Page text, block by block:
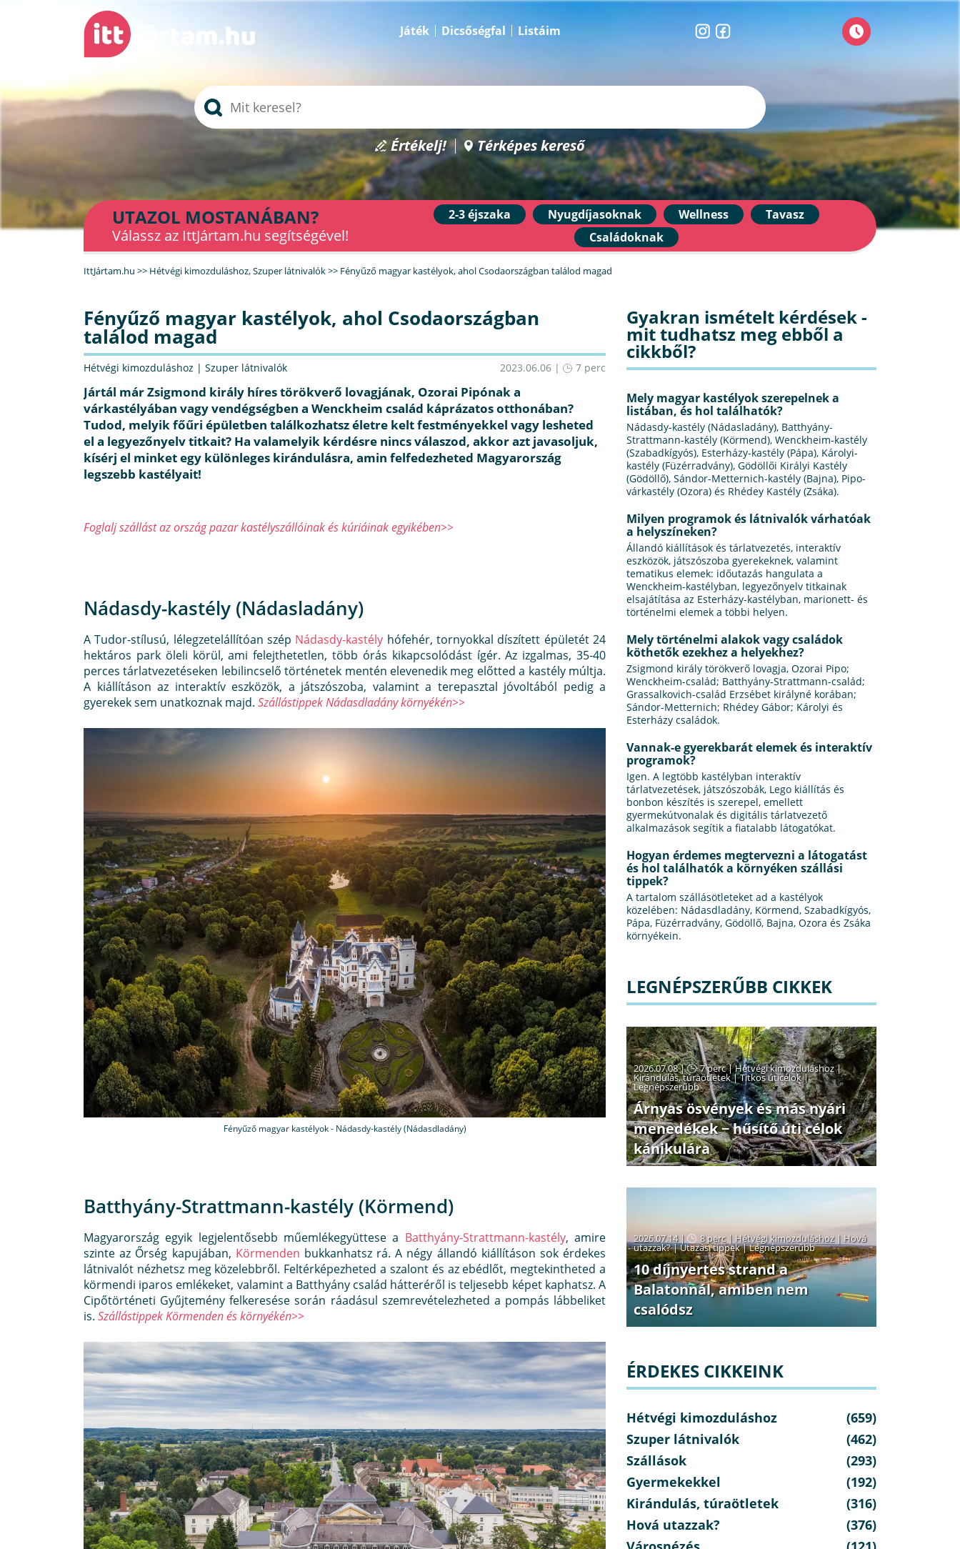
Játék Dicsőségfal Listáim
Értékelj! Térképes kereső
UTAZOL MOSTANÁBAN?
Válassz az IttJártam.hu segítségével!
2-3 éjszaka Nyugdíjasoknak Wellness
Tavasz
Családoknak
IttJártam.hu >> Hétvégi kimozduláshoz,Szuper látnivalók>> Fényűző magyar kastélyok, ahol Csodaországban találod magad
Fényűző magyar kastélyok, ahol Csodaországban
találod magad
Hétvégi kimozduláshoz | Szuper látnivalók 2023.06.06 | 7 perc
Jártál már Zsigmond király híres törökverő lovagjának, Ozorai Pipónak a
várkastélyában vagy vendégségben a Wenckheim család káprázatos otthonában?
Tudod, melyik főűri épületben találkozhatsz életre kelt festményekkel vagy lesheted
el a legyezőnyelv titkait? Ha valamelyik kérdésre nincs válaszod, akkor azt javasoljuk,
kísérj el minket egy különleges kirándulásra, amin felfedezheted Magyarország
legszebb kastélyait!
Foglalj szállást az ország pazar kastélyszállóinak és kúriáinak egyikében>>
Nádasdy-kastély (Nádasladány)
A Tudor-stílusú, lélegzetelállítóan szép Nádasdy-kastély hófehér, tornyokkal díszített épületét 24
hektáros park öleli körül, ami felejthetetlen, több órás kikapcsolódást ígér. Az izgalmas, 35-40
perces tárlatvezetéseken lebilincselő történetek mentén elevenedik meg előtted a kastély múltja.
A kiállításon az interaktív eszközök, a játszószoba, valamint a terepasztal jóvoltából pedig a
gyerekek sem unatkoznak majd. Szállástippek Nádasdladány környékén>>
Fényűző magyar kastélyok - Nádasdy-kastély (Nádasdladány)
Batthyány-Strattmann-kastély (Körmend)
Magyarország egyik legjelentősebb műemlékegyüttese a Batthyány-Strattmann-kastély, amire
szinte az Őrség kapujában, Körmenden bukkanhatsz rá. A négy állandó kiállításon sok érdekes
látnivalót nézhetsz meg közelebbről. Feltérképezheted a szalont és az ebédlőt, megtekintheted a
körmendi iparos emlékeket, valamint a Batthyány család hátteréről is teljesebb képet kaphatsz. A
Cipőtörténeti Gyűjtemény felkeresése során ráadásul szemrevételezheted a pompás lábbeliket
is. Szállástippek Körmenden és környékén>>
Gyakran ismételt kérdések -
mit tudhatsz meg ebből a
cikkből?
Mely magyar kastélyok szerepelnek a
listában, és hol találhatók?
Nádasdy-kastély (Nádasladány), Batthyány-
Strattmann-kastély (Körmend), Wenckheim-kastély
(Szabadkígyós), Esterházy-kastély (Pápa), Károlyi-
kastély (Füzérradvány), Gödöllői Királyi Kastély
(Gödöllő), Sándor-Metternich-kastély (Bajna), Pipo-
várkastély (Ozora) és Rhédey Kastély (Zsáka).
Milyen programok és látnivalók várhatóak
a helyszíneken?
Állandó kiállítások és tárlatvezetés, interaktív
eszközök, játszószoba gyerekeknek, valamint
tematikus elemek: időutazás hangulata a
Wenckheim-kastélyban, legyezőnyelv titkainak
elsajátítása az Esterházy-kastélyban, marionett- és
történelmi elemek a többi helyen.
Mely történelmi alakok vagy családok
köthetők ezekhez a helyekhez?
Zsigmond király törökverő lovagja, Ozorai Pipo;
Wenckheim-család; Batthyány-Strattmann-család;
Grassalkovich-család Erzsébet királyné korában;
Sándor-Metternich; Rhédey Gábor; Károlyi és
Esterházy családok.
Vannak-e gyerekbarát elemek és interaktív
programok?
Igen. A legtöbb kastélyban interaktív
tárlatvezetések, játszószobák, Lego kiállítás és
bonbon készítés is szerepel, emellett
gyermekútvonalak és digitális tárlatvezető
alkalmazások segítik a fiatalabb látogatókat.
Hogyan érdemes megtervezni a látogatást
és hol találhatók a környéken szállási
tippek?
A tartalom szállásötleteket ad a kastélyok
közelében: Nádasdladány, Körmend, Szabadkígyós,
Pápa, Füzérradvány, Gödöllő, Bajna, Ozora és Zsáka
környékein.
LEGNÉPSZERŰBB CIKKEK
2026.07.08 | 7 perc|Hétvégi kimozduláshoz|
Kirándulás, túraötletek|Titkos úticélok|
Legnépszerűbb
Árnyas ösvények és más nyári
menedékek − hűsítő úti célok
kánikulára
2026.07.14 | 8 perc| Hétvégi kimozduláshoz| Hová
utazzak?|Utazási tippek|Legnépszerűbb
10 díjnyertes strand a
Balatonnál, amiben nem
csalódsz
ÉRDEKES CIKKEINK
Hétvégi kimozduláshoz
(659)
Szuper látnivalók
(462)
Szállások
(293)
Gyermekekkel
(192)
Kirándulás, túraötletek
(316)
Hová utazzak?
(376)